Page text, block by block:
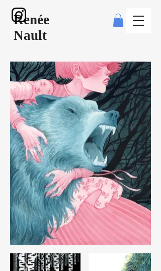
Renée
Nault